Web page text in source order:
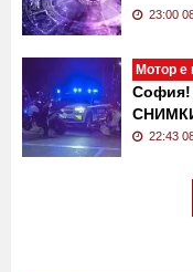
23:00
Мотор е
София!
22:43